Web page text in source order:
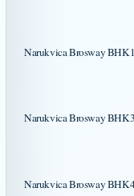
Narukvica Brosway
Narukvica Brosway
Narukvica Brosway